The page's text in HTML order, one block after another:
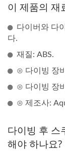
이 제품의 재
다이버와 다
다.
재질: ABS.
⊙ 다이빙 장
⊙ 다이빙 장
⊙ 제조사:
다이빙 후 스
해야 하나요?